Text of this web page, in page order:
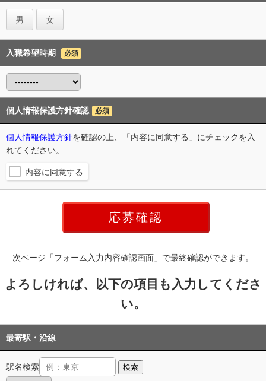
男 女
入職希望時期 必須
個人情報保護方針確認 必須
個人情報保護方針を確認の上、「内容に同意する」にチェックを入
れてください。
内容に同意する
次ページ「フォーム入力内容確認画面」で最終確認ができます。
よろしければ、以下の項目も入力してくださ
い。
最寄駅・沿線
駅名検索 検索